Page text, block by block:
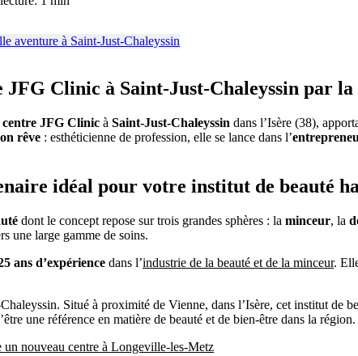
Clinic à Saint-Just-Chaleyssin par la
centre JFG Clinic à Saint-Just-Chaleyssin dans l’Isère (38),
rêve : esthéticienne de profession, elle se lance dans l’
idéal pour votre institut de beauté
dont le concept repose sur trois grandes sphères : la minceur, la
une large gamme de soins.
ans d’expérience dans l’industrie de la beauté et de la minceur.
Situé à proximité de Vienne, dans l’Isère, cet institut de
une référence en matière de beauté et de bien-être dans la région.
nouveau centre à Longeville-les-Metz